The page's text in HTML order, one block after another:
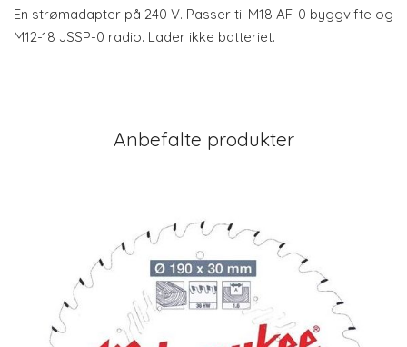
En strømadapter på 240 V. Passer til M18 AF-0 byggvifte og
M12-18 JSSP-0 radio. Lader ikke batteriet.
Anbefalte produkter